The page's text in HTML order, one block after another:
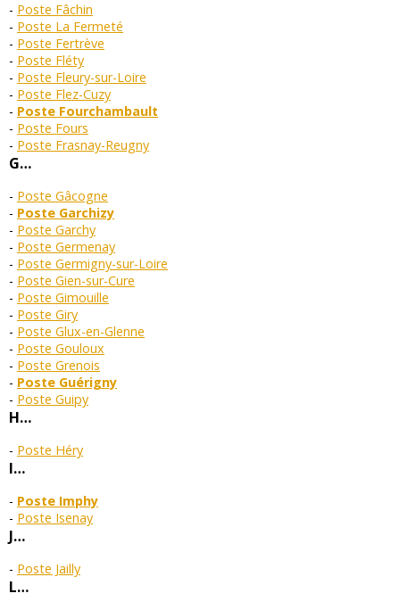
Poste Fâchin
Poste La Fermeté
Poste Fertrève
Poste Fléty
Poste Fleury-sur-Loire
Poste Flez-Cuzy
Poste Fourchambault
Poste Fours
Poste Frasnay-Reugny
G…
Poste Gâcogne
Poste Garchizy
Poste Garchy
Poste Germenay
Poste Germigny-sur-Loire
Poste Gien-sur-Cure
Poste Gimouille
Poste Giry
Poste Glux-en-Glenne
Poste Gouloux
Poste Grenois
Poste Guérigny
Poste Guipy
H…
Poste Héry
I…
Poste Imphy
Poste Isenay
J…
Poste Jailly
L…